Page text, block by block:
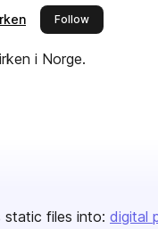
Followthis publisher
i Norge.
static files into: digital